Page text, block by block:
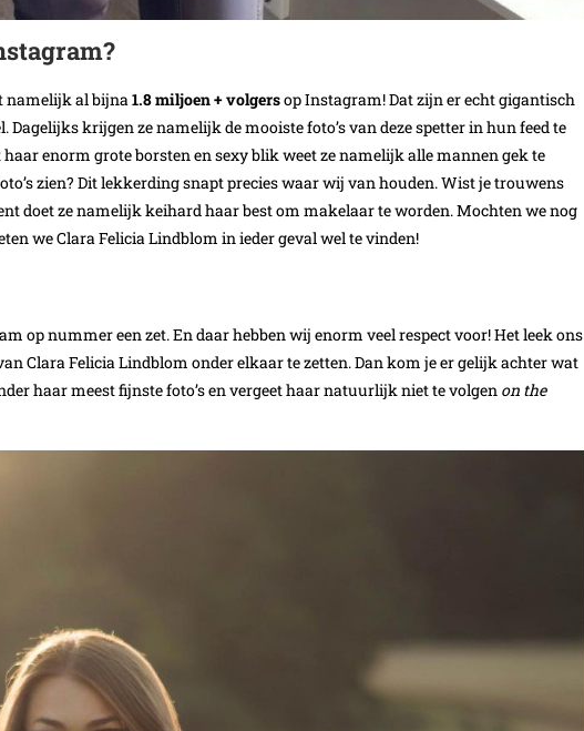
namelijk al bijna 1.8 miljoen + volgersop Instagram! Dat zijn er echt gigantisch
Dagelijks krijgen ze namelijk de mooiste foto’s van deze spetter in hun feed te
enorm grote borsten en sexy blik weet ze namelijk alle mannen gek te
zien? Dit lekkerding snapt precies waar wij van houden. Wist je trouwens
doet ze namelijk keihard haar best om makelaar te worden. Mochten we nog
we Clara Felicia Lindblom in ieder geval wel te vinden!
op nummer een zet. En daar hebben wij enorm veel respect voor! Het leek ons
Clara Felicia Lindblom onder elkaar te zetten. Dan kom je er gelijk achter wat
haar meest fijnste foto’s en vergeet haar natuurlijk niet te volgen on the